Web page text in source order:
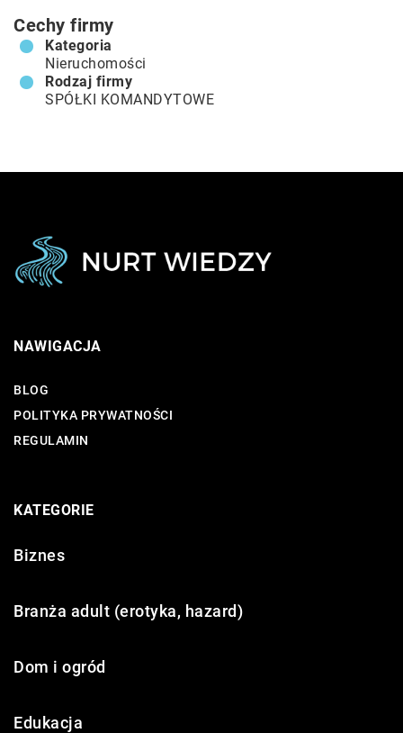
Cechy firmy
Kategoria
Nieruchomości
Rodzaj firmy
SPÓŁKI KOMANDYTOWE
NAWIGACJA
BLOG
POLITYKA PRYWATNOŚCI
REGULAMIN
KATEGORIE
Biznes
Branża adult (erotyka, hazard)
Dom i ogród
Edukacja